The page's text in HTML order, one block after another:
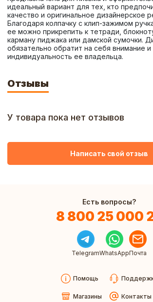
идеальный вариант для тех, кто
качество и оригинальное дизайнерское
Благодаря колпачку с клип-зажимом
ее можно прикрепить к тетради,
карману пиджака или дамской сумочки.
обязательно обратит на себя внимание
индивидуальность ее владельца.
Отзывы
У товара пока нет отзывов
Написать свой отзыв
Есть вопросы?
8 800 25 000
TelegramWhatsAppПочта
Помощь
Магазины Контакты